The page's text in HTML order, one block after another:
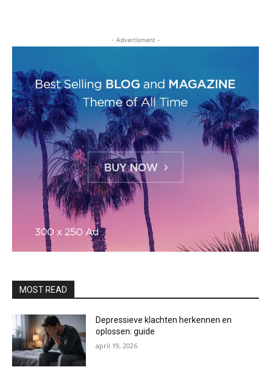
- Advertisment -
MOST READ
Depressieve klachten herkennen en
oplossen: guide
april 19, 2026